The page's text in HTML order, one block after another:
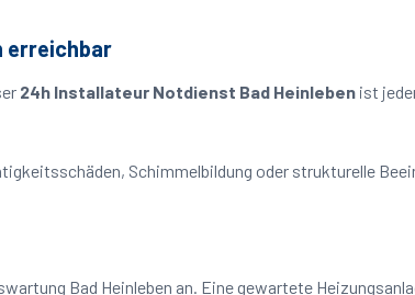
erreichbar
24h Installateur Notdienst Bad Heinleben ist
Schimmelbildung oder strukturelle
Bad Heinleben an. Eine gewartete